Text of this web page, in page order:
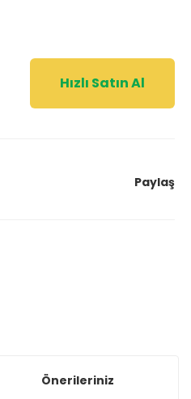
Hızlı Satın Al
Paylaş
Önerileriniz